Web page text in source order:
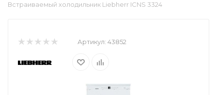
Встраиваемый холодильник Liebherr ICNS 3324
Артикул: 43852